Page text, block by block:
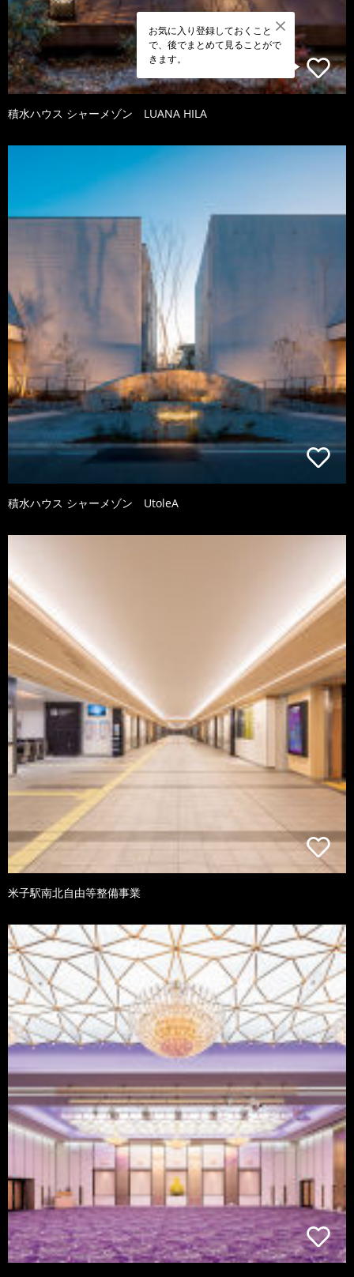
お気に入り登録しておくこと
で、後でまとめて見ることがで
きます。
積水ハウス シャーメゾン LUANA HILA
積水ハウス シャーメゾン UtoleA
米子駅南北自由等整備事業